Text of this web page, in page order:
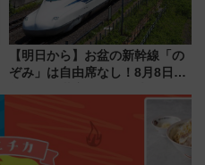
【明日から】お盆の新幹線「の
ぞみ」は自由席なし！8月8日午
雑避ける「空席」探しのコツ